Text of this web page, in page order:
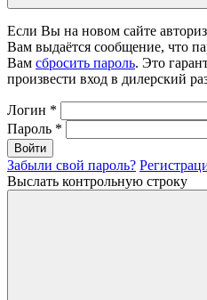
Если Вы на новом сайте
Вам выдаётся сообщение, что
Вам сбросить пароль. Это
произвести вход в дилерский
Логин *
Пароль *
Войти
Забыли свой пароль?
Выслать контрольную строку